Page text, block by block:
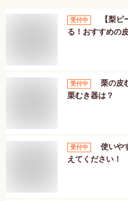
受付中
【梨
る！おすすめの
受付中
栗の皮
栗むき器は？
受付中
使いや
えてください！